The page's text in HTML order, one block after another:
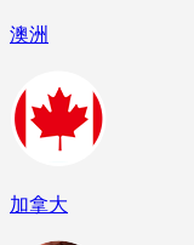
澳洲
加拿大